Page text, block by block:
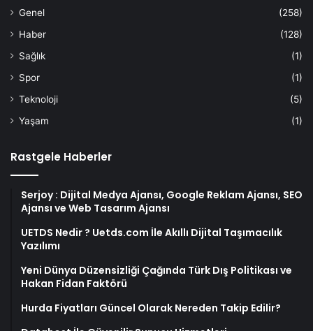
Genel
(258)
Haber
(128)
Sağlık
(1)
Spor
(1)
Teknoloji
(5)
Yaşam
(1)
Rastgele Haberler
Serjoy : Dijital Medya Ajansı, Google Reklam Ajansı, SEO
Ajansı ve Web Tasarım Ajansı
UETDS Nedir ? Uetds.com İle Akıllı Dijital Taşımacılık
Yazılımı
Yeni Dünya Düzensizliği Çağında Türk Dış Politikası ve
Hakan Fidan Faktörü
Hurda Fiyatları Güncel Olarak Nereden Takip Edilir?